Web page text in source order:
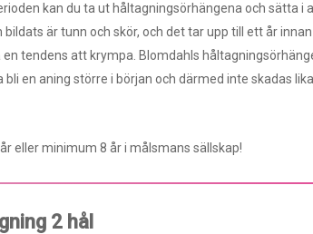
kan du ta ut håltagningsörhängena och sätta i
bildats är tunn och skör, och det tar upp till ett år
en tendens att krympa. Blomdahls
bli en aning större i början och därmed inte skadas
eller minimum 8 år i målsmans sällskap!
2 hål